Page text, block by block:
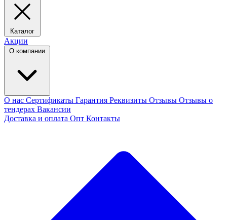
Каталог
Акции
О компании
О нас Сертификаты Гарантия Реквизиты Отзывы Отзывы о
тендерах Вакансии
Доставка и оплата Опт Контакты